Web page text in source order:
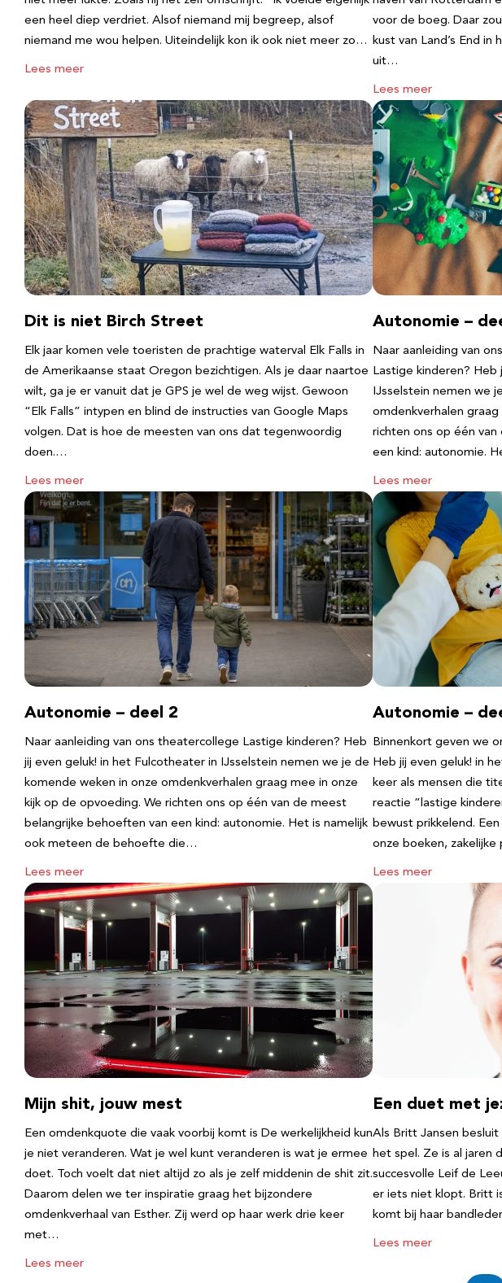
een heel diep verdriet. Alsof niemand mij begreep, alsof
niemand me wou helpen. Uiteindelijk kon ik ook niet meer zo…
Lees meer
voor de boeg. Daar
kust van Land’s End
uit…
Lees meer
Dit is niet Birch Street
Elk jaar komen vele toeristen de prachtige waterval Elk Falls in
de Amerikaanse staat Oregon bezichtigen. Als je daar naartoe
wilt, ga je er vanuit dat je GPS je wel de weg wijst. Gewoon
“Elk Falls” intypen en blind de instructies van Google Maps
volgen. Dat is hoe de meesten van ons dat tegenwoordig
doen.…
Lees meer
Autonomie –
Naar aanleiding van
Lastige kinderen? Heb
IJsselstein nemen we
omdenkverhalen
richten ons op één
een kind: autonomie.
Lees meer
Autonomie – deel 2
Naar aanleiding van ons theatercollege Lastige kinderen? Heb
jij even geluk! in het Fulcotheater in IJsselstein nemen we je de
komende weken in onze omdenkverhalen graag mee in onze
kijk op de opvoeding. We richten ons op één van de meest
belangrijke behoeften van een kind: autonomie. Het is namelijk
ook meteen de behoefte die…
Lees meer
Autonomie –
Binnenkort geven we
Heb jij even geluk! in
keer als mensen die
reactie “lastige
bewust prikkelend.
onze boeken,
Lees meer
Mijn shit, jouw mest
Een omdenkquote die vaak voorbij komt is De werkelijkheid kun
je niet veranderen. Wat je wel kunt veranderen is wat je ermee
doet. Toch voelt dat niet altijd zo als je zelf middenin de shit zit.
Daarom delen we ter inspiratie graag het bijzondere
omdenkverhaal van Esther. Zij werd op haar werk drie keer
met…
Lees meer
Een duet met
Als Britt Jansen
het spel. Ze is al jaren
succesvolle Leif de
er iets niet klopt. Britt
komt bij haar
Lees meer